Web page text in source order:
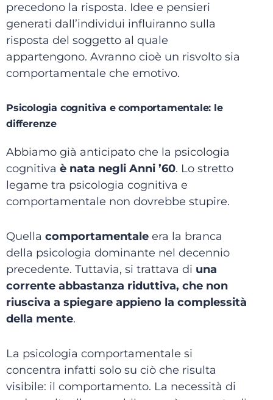
precedono la risposta. Idee e pensieri
generati dall’individui influiranno sulla
risposta del soggetto al quale
appartengono. Avranno cioè un risvolto sia
comportamentale che emotivo.
Psicologia cognitiva e comportamentale: le
differenze
Abbiamo già anticipato che la psicologia
cognitiva è nata negli Anni ’60. Lo stretto
legame tra psicologia cognitiva e
comportamentale non dovrebbe stupire.
Quella comportamentale era la branca
della psicologia dominante nel decennio
precedente. Tuttavia, si trattava di una
corrente abbastanza riduttiva, che non
riusciva a spiegare appieno la complessità
della mente.
La psicologia comportamentale si
concentra infatti solo su ciò che risulta
visibile: il comportamento. La necessità di